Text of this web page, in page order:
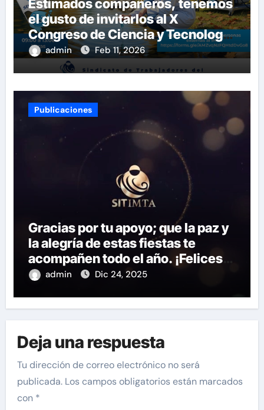
Estimados compañeros, tenemos
el gusto de invitarlos al X
Congreso de Ciencia y Tecnología
del SITIMTA. Si gustan
acompañarnos, dejamos la liga
admin Feb 11, 2026
Publicaciones
Gracias por tu apoyo; que la paz y
la alegría de estas fiestas te
acompañen todo el año. ¡Felices
fiestas y próspero 2025!
admin Dic 24, 2025
Deja una respuesta
Tu dirección de correo electrónico no será
publicada. Los campos obligatorios están marcados
con *